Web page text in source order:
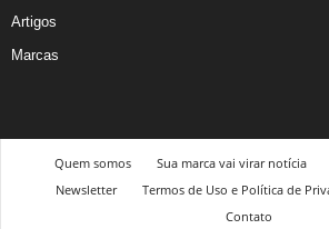
Artigos
Marcas
Quem somos Sua marca vai virar notícia
Newsletter
Termos de Uso e Política de
Contato